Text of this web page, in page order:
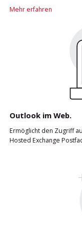
Mehr erfahren
Outlook im Web.
Ermöglicht den Zugriff
Hosted Exchange